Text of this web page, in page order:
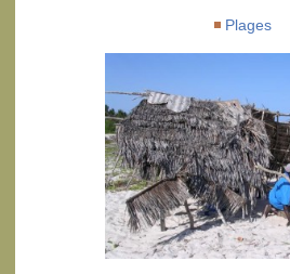
Plages